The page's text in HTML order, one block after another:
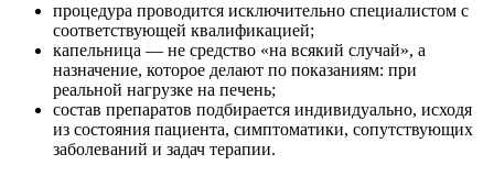
процедура проводится исключительно специалистом с
соответствующей квалификацией;
капельница — не средство «на всякий случай», а
назначение, которое делают по показаниям: при
реальной нагрузке на печень;
состав препаратов подбирается индивидуально, исходя
из состояния пациента, симптоматики, сопутствующих
заболеваний и задач терапии.